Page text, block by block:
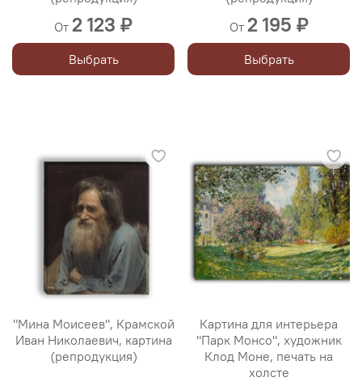
От 2 123 ₽
Выбрать
От 2 195 ₽
Выбрать
"Мина Моисеев", Крамской
Иван Николаевич, картина
(репродукция)
Картина для интерьера
"Парк Монсо", художник
Клод Моне, печать на
холсте